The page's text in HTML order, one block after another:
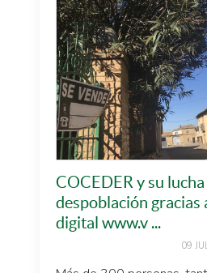
COCEDER y su
despoblación gracias
digital www.v ...
09